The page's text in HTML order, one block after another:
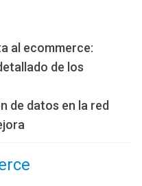
al ecommerce:
de los
de datos en la red